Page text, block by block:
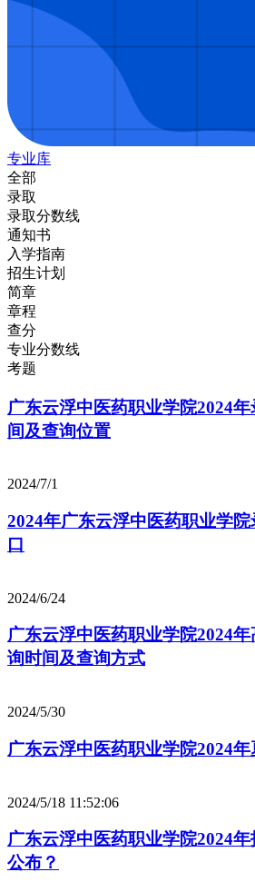
专业库
全部
录取
录取分数线
通知书
入学指南
招生计划
简章
章程
查分
专业分数线
考题
广东云浮中医药职业学院2024
间及查询位置
2024/7/1
2024年广东云浮中医药职业学
口
2024/6/24
广东云浮中医药职业学院2024
询时间及查询方式
2024/5/30
广东云浮中医药职业学院2024
2024/5/18 11:52:06
广东云浮中医药职业学院2024
公布？